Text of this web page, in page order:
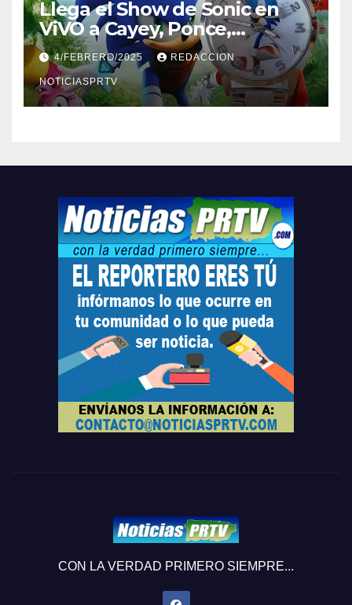
Llega el Show de Sonic en
ViVO a Cayey, Ponce,
Barceloneta y Humacao,
Relojes gratis para el que
compre ahora….
4/FEBRERO/2025 REDACCION
NOTICIASPRTV
CON LA VERDAD PRIMERO SIEMPRE...